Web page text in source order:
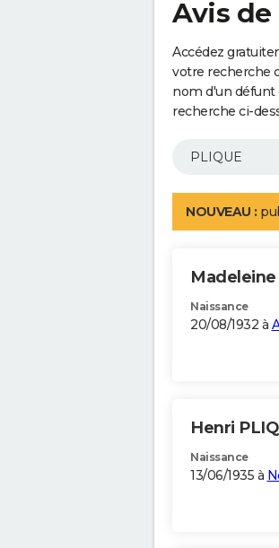
Avis de
Accédez
votre recherche
nom d'un défunt
recherche ci-
NOUVEAU :
Madeleine
Naissance
20/08/1932 à
Henri
Naissance
13/06/1935 à